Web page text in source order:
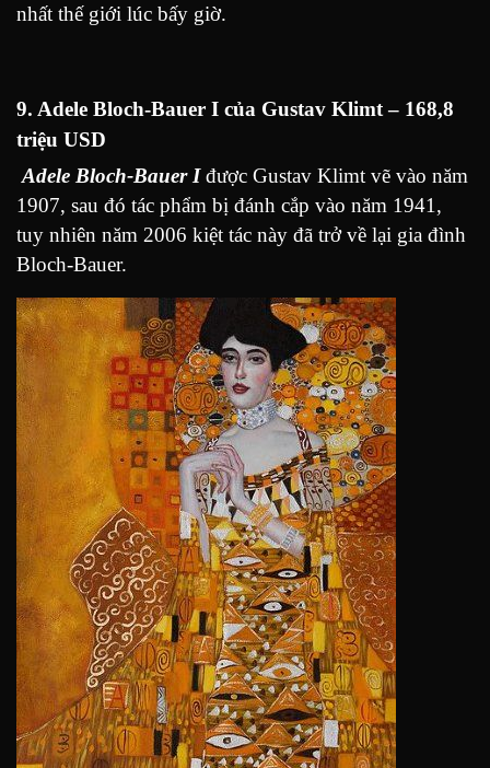
nhất thế giới lúc bấy giờ.
9. Adele Bloch-Bauer I của Gustav Klimt – 168,8
triệu USD
Adele Bloch-Bauer Iđược Gustav Klimt vẽ vào năm
1907, sau đó tác phẩm bị đánh cắp vào năm 1941,
tuy nhiên năm 2006 kiệt tác này đã trở về lại gia đình
Bloch-Bauer.